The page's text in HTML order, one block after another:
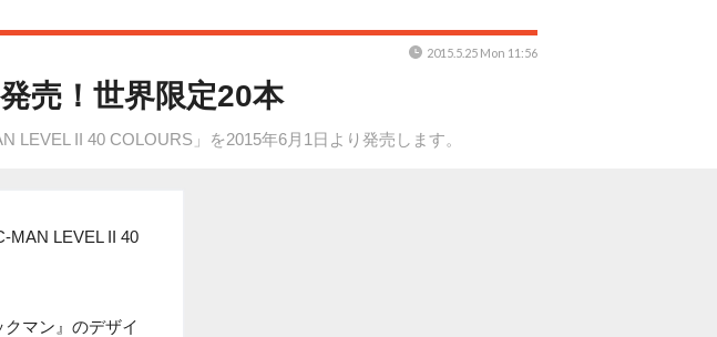
売！世界限定20本
II 40 COLOURS」を2015年6月1日より発売します。
2015.5.25 Mon 11:56
MAN LEVEL II 40
マン』のデザイ